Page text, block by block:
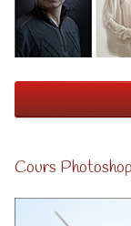
Cours